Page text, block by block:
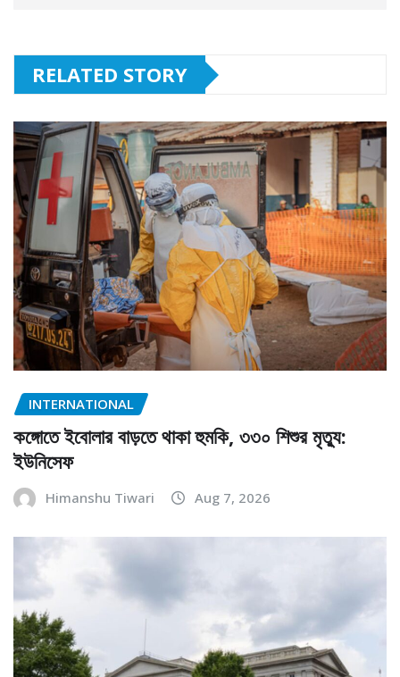
RELATED STORY
INTERNATIONAL
কঙ্গোতে ইবোলার বাড়তে থাকা হুমকি, ৩৩০ শিশুর মৃত্যু:
ইউনিসেফ
Himanshu Tiwari Aug 7, 2026